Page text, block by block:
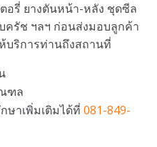
อรี่ ยางตันหน้า-หลัง ชุดซีล
ครัช ฯลฯ ก่อนส่งมอบลูกค้า
บริการท่านถึงสถานที่
ฑล
ษาเพิ่มเติมได้ที่ 081-849-